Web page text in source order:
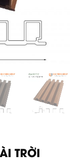
TRỜI